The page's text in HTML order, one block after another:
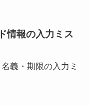
情報の入力ミス
義・期限の入力ミ